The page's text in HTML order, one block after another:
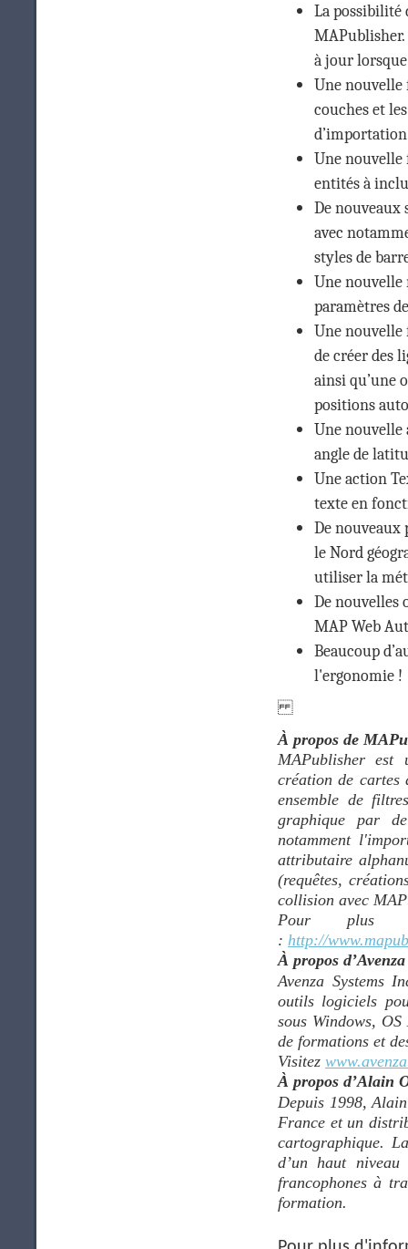
La possibilité
MAPublisher.
à jour
Une
couches et
Une
entités à
De nouveaux
avec
styles de
Une
paramètres
Une
de créer des
ainsi qu’une
positions
Une
angle de
Une action
texte en
De
le Nord
utiliser la
De nouvelles
MAP Web
Beaucoup
l'ergonomie !
À propos de
MAPublisher est
création de cartes
ensemble de
graphique par
notamment
attributaire
(requêtes,
collision avec
Pour plus
: http://
À propos
Avenza Systems
outils logiciels
sous Windows,
de formations et
Visitez
À propos d’Alain
Depuis 1998,
France et un
cartographique.
d’un haut
francophones à
formation.